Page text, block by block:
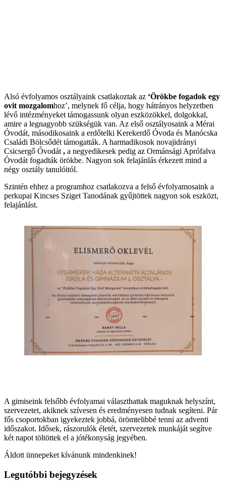
Alsó évfolyamos osztályaink csatlakoztak az ‘Örökbe fogadok egy
ovit mozgalomhoz’, melynek fő célja, hogy hátrányos helyzetben
lévő intézményeket támogassunk olyan eszközökkel, dolgokkal,
amire a legnagyobb szükségük van. Az első osztályosaink a Mérai
Óvodát, másodikosaink a erdőtelki Kerekerdő Óvoda és Manócska
Családi Bölcsődét támogatták. A harmadikosok novajidrányi
Csicsergő Óvodát , a negyedikesek pedig az Ormánsági Aprófalva
Óvodát fogadták örökbe. Nagyon sok felajánlás érkezett mind a
négy osztály tanulóitól.
Szintén ehhez a programhoz csatlakozva a felső évfolyamosaink a
perkupai Kincses Sziget Tanodának gyűjtöttek nagyon sok eszközt,
felajánlást.
A gimiseink felsőbb évfolyamai választhattak maguknak helyszínt,
szervezetet, akiknek szívesen és eredményesen tudnak segíteni. Pár
fős csoportokban igyekeztek jobbá, örömtelibbé tenni az adventi
időszakot. Idősek, rászorulók életét, szervezetek munkáját segítve
két napot töltöttek el a jótékonyság jegyében.
Áldott ünnepeket kívánunk mindenkinek!
Legutóbbi bejegyzések